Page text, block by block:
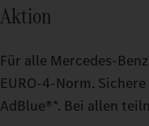
Aktion
Für alle
EURO‑4‑Norm.
AdBlue®*. Bei allen